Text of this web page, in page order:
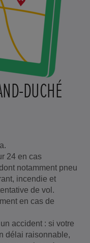
DUCHÉ
24 en cas
notamment pneu
incendie et
de vol.
en cas de
accident : si votre
délai raisonnable,